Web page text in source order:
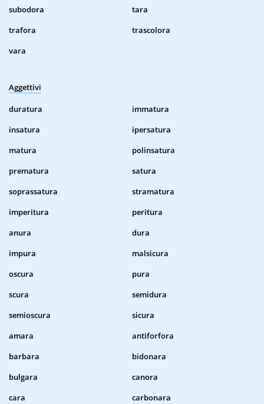
subodora
tara
trafora
trascolora
vara
Aggettivi
duratura
immatura
insatura
ipersatura
matura
polinsatura
prematura
satura
soprassatura
stramatura
imperitura
peritura
anura
dura
impura
malsicura
oscura
pura
scura
semidura
semioscura
sicura
amara
antiforfora
barbara
bidonara
bulgara
canora
cara
carbonara